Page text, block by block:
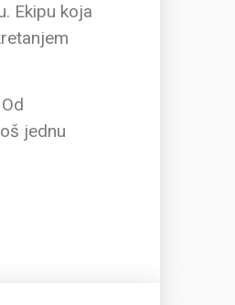
Ekipu koja
jednu